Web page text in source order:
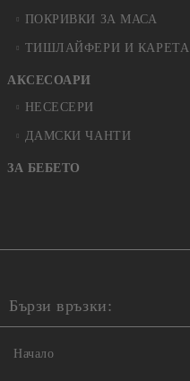
ПОКРИВКИ ЗА МАСА
ТИШЛАЙФЕРИ И КАРЕТА
АКСЕСОАРИ
НЕСЕСЕРИ
ДАМСКИ ЧАНТИ
ЗА БЕБЕТО
Бързи връзки:
Начало